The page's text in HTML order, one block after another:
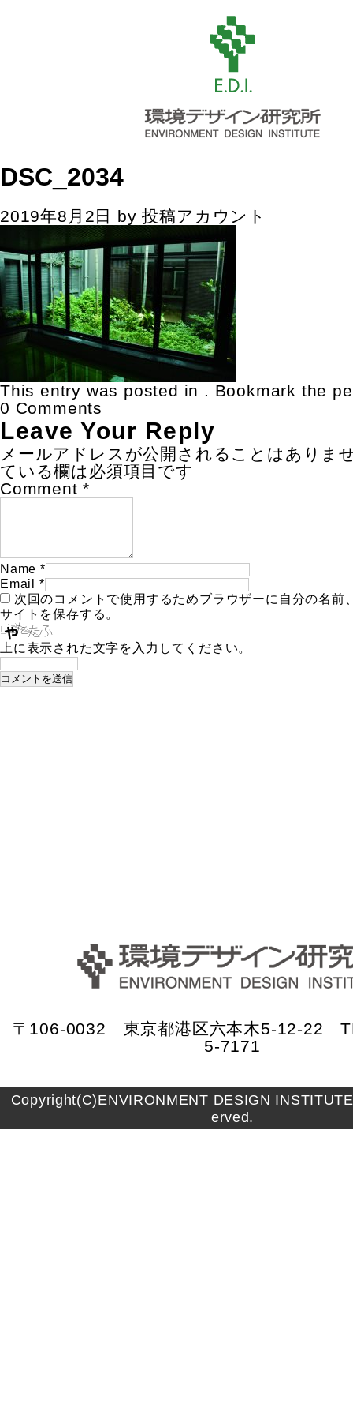
DSC_2034
2019年8月2日 by投稿アカウント
This entry was posted in . Bookmark the
0 Comments
Leave Your Reply
メールアドレスが公開されることはありま
ている欄は必須項目です
Comment *
Name *
Email
*
次回のコメントで使用するためブラウザーに自分の名前
サイトを保存する。
上に表示された文字を入力してください。
〒106-0032 東京都港区六本木5-12-22
5-7171
Copyright(C)ENVIRONMENT DESIGN
erved.